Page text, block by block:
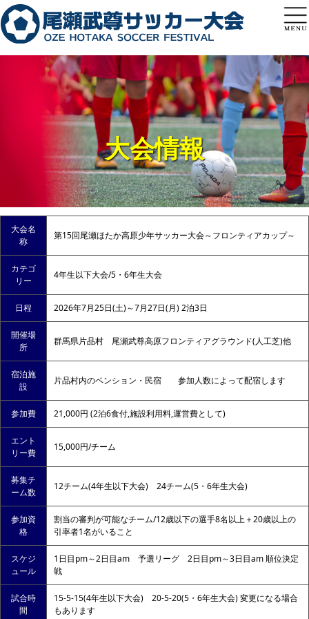
尾瀬武尊
大会結果
申込方法
よくある質問
お問い合わせ
大会情報
大会名
称
第15回尾瀬ほたか高原少年サッカー大会～フロンティアカップ～
カテゴ
リー
4年生以下大会/5・6年生大会
日程 2026年7月25日(土)～7月27日(月) 2泊3日
開催場
所
群馬県片品村 尾瀬武尊高原フロンティアグラウンド(人工芝)他
宿泊施
設
片品村内のペンション・民宿 参加人数によって配宿します
参加費 21,000円 (2泊6食付,施設利用料,運営費として)
エント
リー費
15,000円/チーム
募集チ
ーム数
12チーム(4年生以下大会) 24チーム(5・6年生大会)
参加資
格
割当の審判が可能なチーム/12歳以下の選手8名以上＋20歳以上の
引率者1名がいること
スケジ
ュール
1日目pm～2日目am 予選リーグ 2日目pm～3日目am 順位決定
戦
試合時
間
15-5-15(4年生以下大会) 20-5-20(5・6年生大会) 変更になる場合
もあります